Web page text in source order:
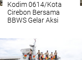
Kodim 0614/Kota
Cirebon Bersama
BBWS Gelar Aksi